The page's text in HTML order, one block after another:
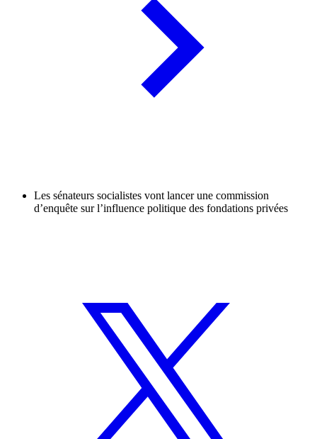
Les sénateurs socialistes vont lancer une commission
d’enquête sur l’influence politique des fondations privées